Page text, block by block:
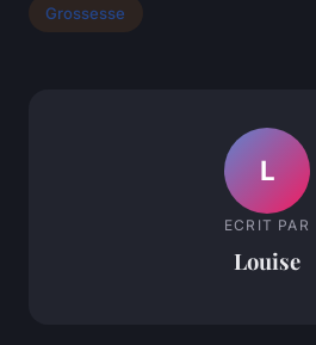
Grossesse
L
ECRIT PAR
Louise